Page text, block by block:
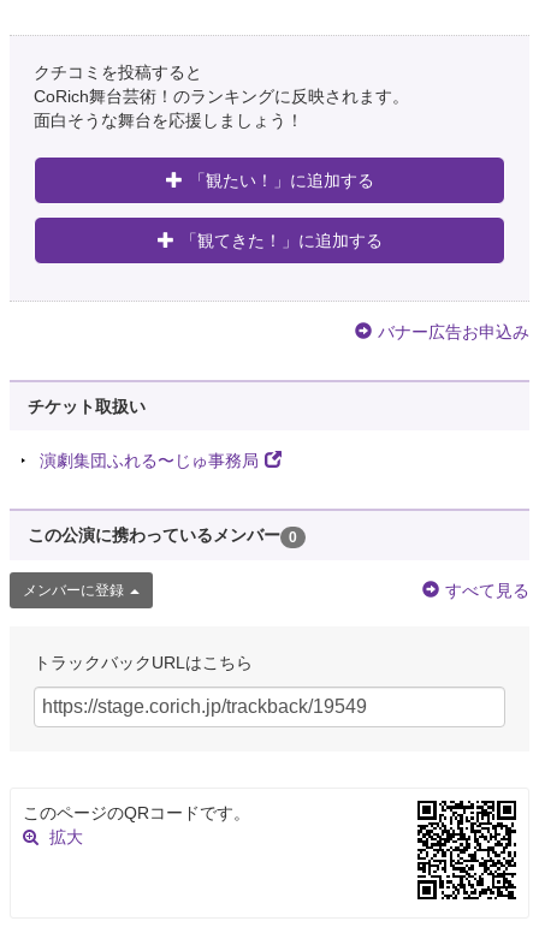
クチコミを投稿すると
CoRich舞台芸術！のランキングに反映されます。
面白そうな舞台を応援しましょう！
「観たい！」に追加する
「観てきた！」に追加する
バナー広告お申込み
チケット取扱い
演劇集団ふれる〜じゅ事務局
この公演に携わっているメンバー 0
メンバーに登録 すべて見る
トラックバックURLはこちら
このページのQRコードです。
拡大